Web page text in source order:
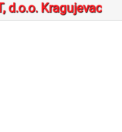
d.o.o. Kragujevac